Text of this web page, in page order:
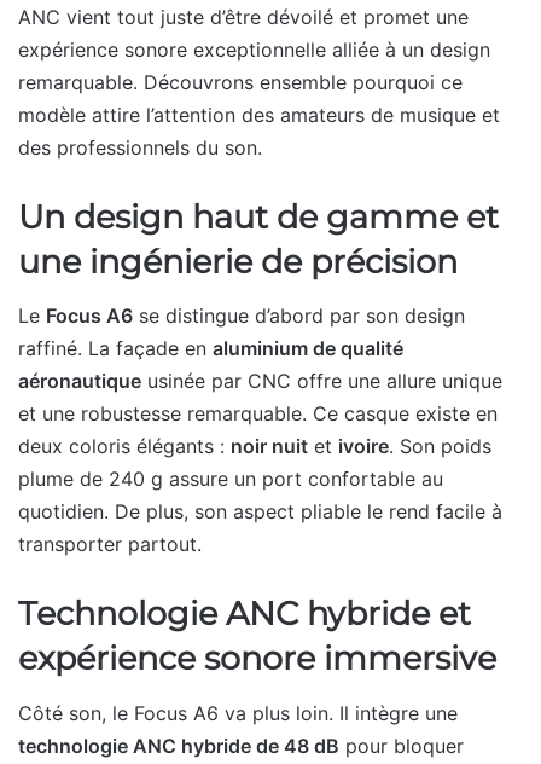
ANC vient tout juste d’être dévoilé et promet une
expérience sonore exceptionnelle alliée à un design
remarquable. Découvrons ensemble pourquoi ce
modèle attire l’attention des amateurs de musique et
des professionnels du son.
Un design haut de gamme et
une ingénierie de précision
Le Focus A6 se distingue d’abord par son design
raffiné. La façade en aluminium de qualité
aéronautique usinée par CNC offre une allure unique
et une robustesse remarquable. Ce casque existe en
deux coloris élégants : noir nuit et ivoire. Son poids
plume de 240 g assure un port confortable au
quotidien. De plus, son aspect pliable le rend facile à
transporter partout.
Technologie ANC hybride et
expérience sonore immersive
Côté son, le Focus A6 va plus loin. Il intègre une
technologie ANC hybride de 48 dB pour bloquer